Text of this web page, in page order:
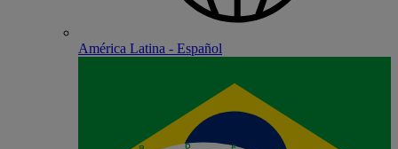
América Latina - Español